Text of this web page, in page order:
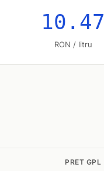
10.47
RON / litru
PRET GPL